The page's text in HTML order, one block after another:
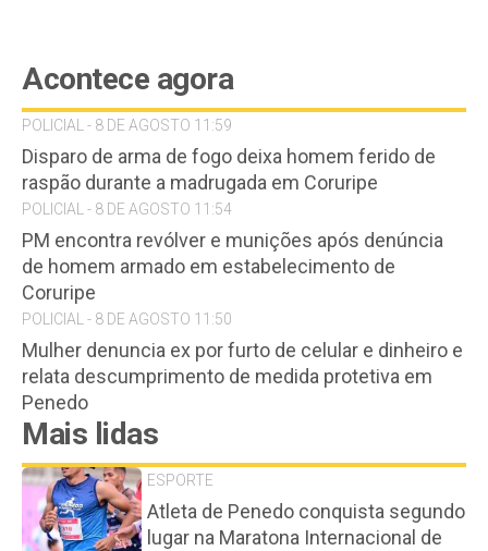
Acontece agora
POLICIAL - 8 DE AGOSTO 11:59
Disparo de arma de fogo deixa homem ferido de
raspão durante a madrugada em Coruripe
POLICIAL - 8 DE AGOSTO 11:54
PM encontra revólver e munições após denúncia
de homem armado em estabelecimento de
Coruripe
POLICIAL - 8 DE AGOSTO 11:50
Mulher denuncia ex por furto de celular e dinheiro e
relata descumprimento de medida protetiva em
Penedo
Mais lidas
ESPORTE
Atleta de Penedo conquista segundo
lugar na Maratona Internacional de